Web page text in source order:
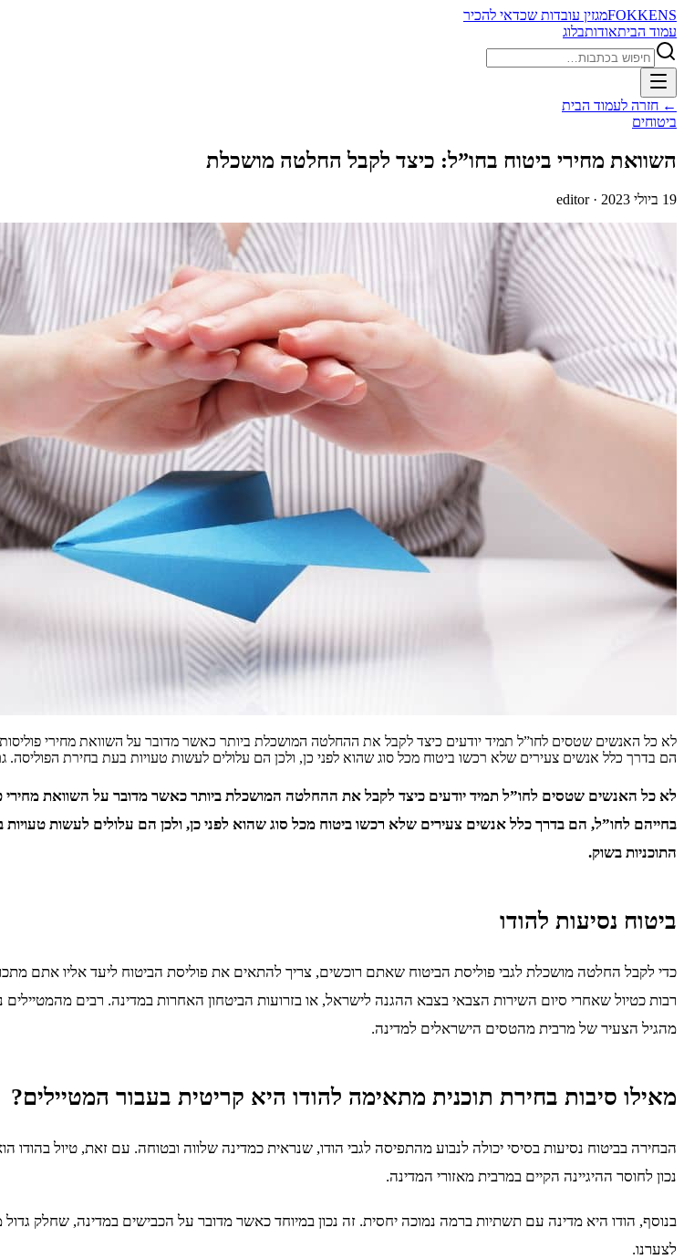
FOKKENSמגזין עובדות שכדאי להכיר
עמוד הביתאודותבלוג
חיפוש
← חזרה לעמוד הבית
ביטוחים
השוואת מחירי ביטוח בחו”ל: כיצד לקבל החלטה מושכלת
19 ביולי 2023 · editor
לא כל האנשים שטסים לחו”ל תמיד יודעים כיצד לקבל את ההחלטה המושכלת ביותר כאשר מדובר על השוואת מחירי
הם בדרך כלל אנשים צעירים שלא רכשו ביטוח מכל סוג שהוא לפני כן, ולכן הם עלולים לעשות טעויות בעת בחירת
לא כל האנשים שטסים לחו”ל תמיד יודעים כיצד לקבל את ההחלטה המושכלת ביותר כאשר מדובר על השוואת מחירי
בחייהם לחו”ל, הם בדרך כלל אנשים צעירים שלא רכשו ביטוח מכל סוג שהוא לפני כן, ולכן הם עלולים לעשות
התוכניות בשוק.
ביטוח נסיעות להודו
כדי לקבל החלטה מושכלת לגבי פוליסת הביטוח שאתם רוכשים, צריך להתאים את פוליסת הביטוח ליעד אליו אתם
רבות כטיול שאחרי סיום השירות הצבאי בצבא ההגנה לישראל, או בזרועות הביטחון האחרות במדינה. רבים
מהגיל הצעיר של מרבית מהטסים הישראלים למדינה.
מאילו סיבות בחירת תוכנית מתאימה להודו היא קריטית בעבור המטיילים?
הבחירה בביטוח נסיעות בסיסי יכולה לנבוע מהתפיסה לגבי הודו, שנראית כמדינה שלווה ובטוחה. עם זאת, טיול בהודו
נכון לחוסר ההיגיינה הקיים במרבית מאזורי המדינה.
בנוסף, הודו היא מדינה עם תשתיות ברמה נמוכה יחסית. זה נכון במיוחד כאשר מדובר על הכבישים במדינה, שחלק
לצערנו.